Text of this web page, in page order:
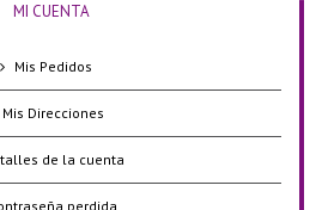
MI CUENTA
Mis Pedidos
Mis Direcciones
de la cuenta
perdida